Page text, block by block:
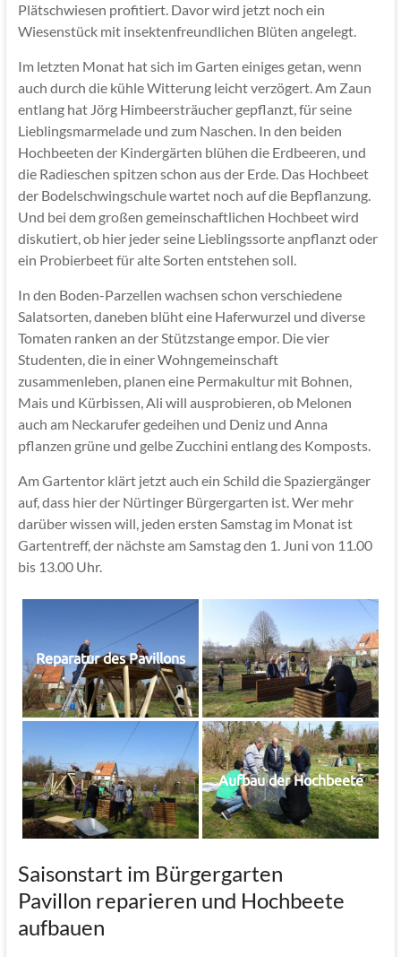
Plätschwiesen profitiert. Davor wird jetzt noch ein
Wiesenstück mit insektenfreundlichen Blüten angelegt.
Im letzten Monat hat sich im Garten einiges getan, wenn
auch durch die kühle Witterung leicht verzögert. Am Zaun
entlang hat Jörg Himbeersträucher gepflanzt, für seine
Lieblingsmarmelade und zum Naschen. In den beiden
Hochbeeten der Kindergärten blühen die Erdbeeren, und
die Radieschen spitzen schon aus der Erde. Das Hochbeet
der Bodelschwingschule wartet noch auf die Bepflanzung.
Und bei dem großen gemeinschaftlichen Hochbeet wird
diskutiert, ob hier jeder seine Lieblingssorte anpflanzt oder
ein Probierbeet für alte Sorten entstehen soll.
In den Boden-Parzellen wachsen schon verschiedene
Salatsorten, daneben blüht eine Haferwurzel und diverse
Tomaten ranken an der Stützstange empor. Die vier
Studenten, die in einer Wohngemeinschaft
zusammenleben, planen eine Permakultur mit Bohnen,
Mais und Kürbissen, Ali will ausprobieren, ob Melonen
auch am Neckarufer gedeihen und Deniz und Anna
pflanzen grüne und gelbe Zucchini entlang des Komposts.
Am Gartentor klärt jetzt auch ein Schild die Spaziergänger
auf, dass hier der Nürtinger Bürgergarten ist. Wer mehr
darüber wissen will, jeden ersten Samstag im Monat ist
Gartentreff, der nächste am Samstag den 1. Juni von 11.00
bis 13.00 Uhr.
Reparatur des Pavillons
Aufbau der Hochbeete
Saisonstart im Bürgergarten
Pavillon reparieren und Hochbeete
aufbauen